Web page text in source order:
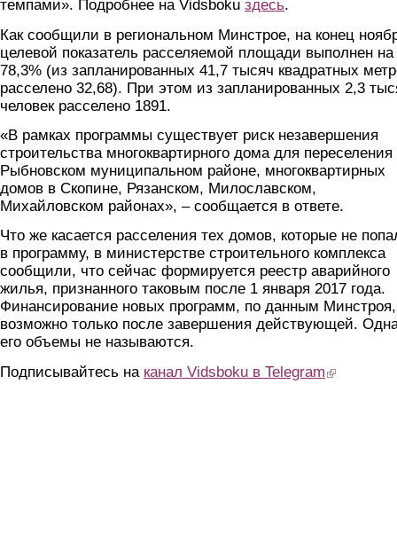
темпами». Подробнее на Vidsboku здесь.
Как сообщили в региональном Минстрое, на конец
целевой показатель расселяемой площади выполнен на
78,3% (из запланированных 41,7 тысяч квадратных
расселено 32,68). При этом из запланированных 2,3
человек расселено 1891.
«В рамках программы существует риск незавершения
строительства многоквартирного дома для переселения
Рыбновском муниципальном районе, многоквартирных
домов в Скопине, Рязанском, Милославском,
Михайловском районах», – сообщается в ответе.
Что же касается расселения тех домов, которые не
в программу, в министерстве строительного комплекса
сообщили, что сейчас формируется реестр аварийного
жилья, признанного таковым после 1 января 2017 года.
Финансирование новых программ, по данным Минстроя,
возможно только после завершения действующей.
его объемы не называются.
Подписывайтесь на канал Vidsboku в Telegram (link is